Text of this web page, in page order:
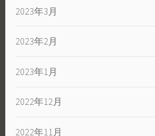
2023年3月
2023年2月
2023年1月
2022年12月
2022年11月